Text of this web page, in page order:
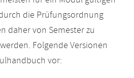
die Prüfungsordnung
daher von Semester zu
Folgende Versionen
vor: